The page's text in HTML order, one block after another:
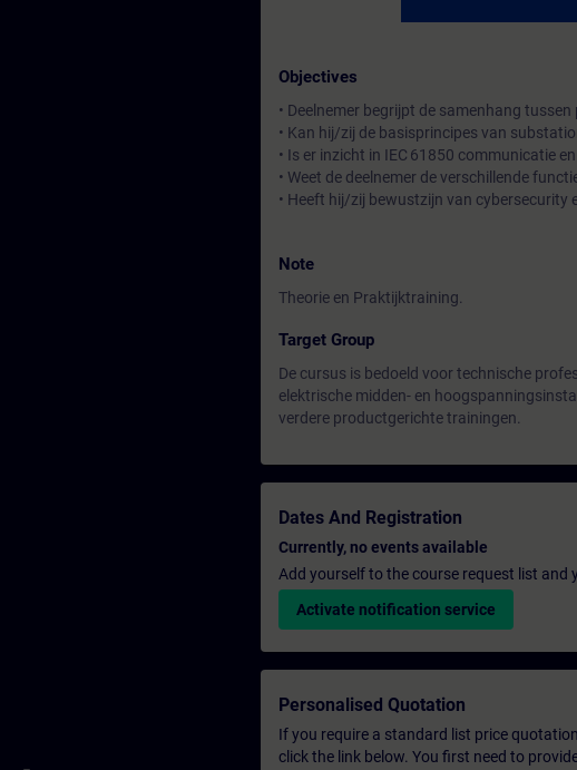
Objectives
• Deelnemer begrijpt de samenhang
• Kan hij/zij de basisprincipes van
• Is er inzicht in IEC 61850 communicatie
• Weet de deelnemer de verschillende
• Heeft hij/zij bewustzijn van cybersecurity
Note
Theorie en Praktijktraining.
Target Group
De cursus is bedoeld voor technische
elektrische midden- en
verdere productgerichte trainingen.
Dates And Registration
Currently, no events available
Add yourself to the course request list and
Activate notification service
Personalised Quotation
If you require a standard list price
click the link below. You first need to